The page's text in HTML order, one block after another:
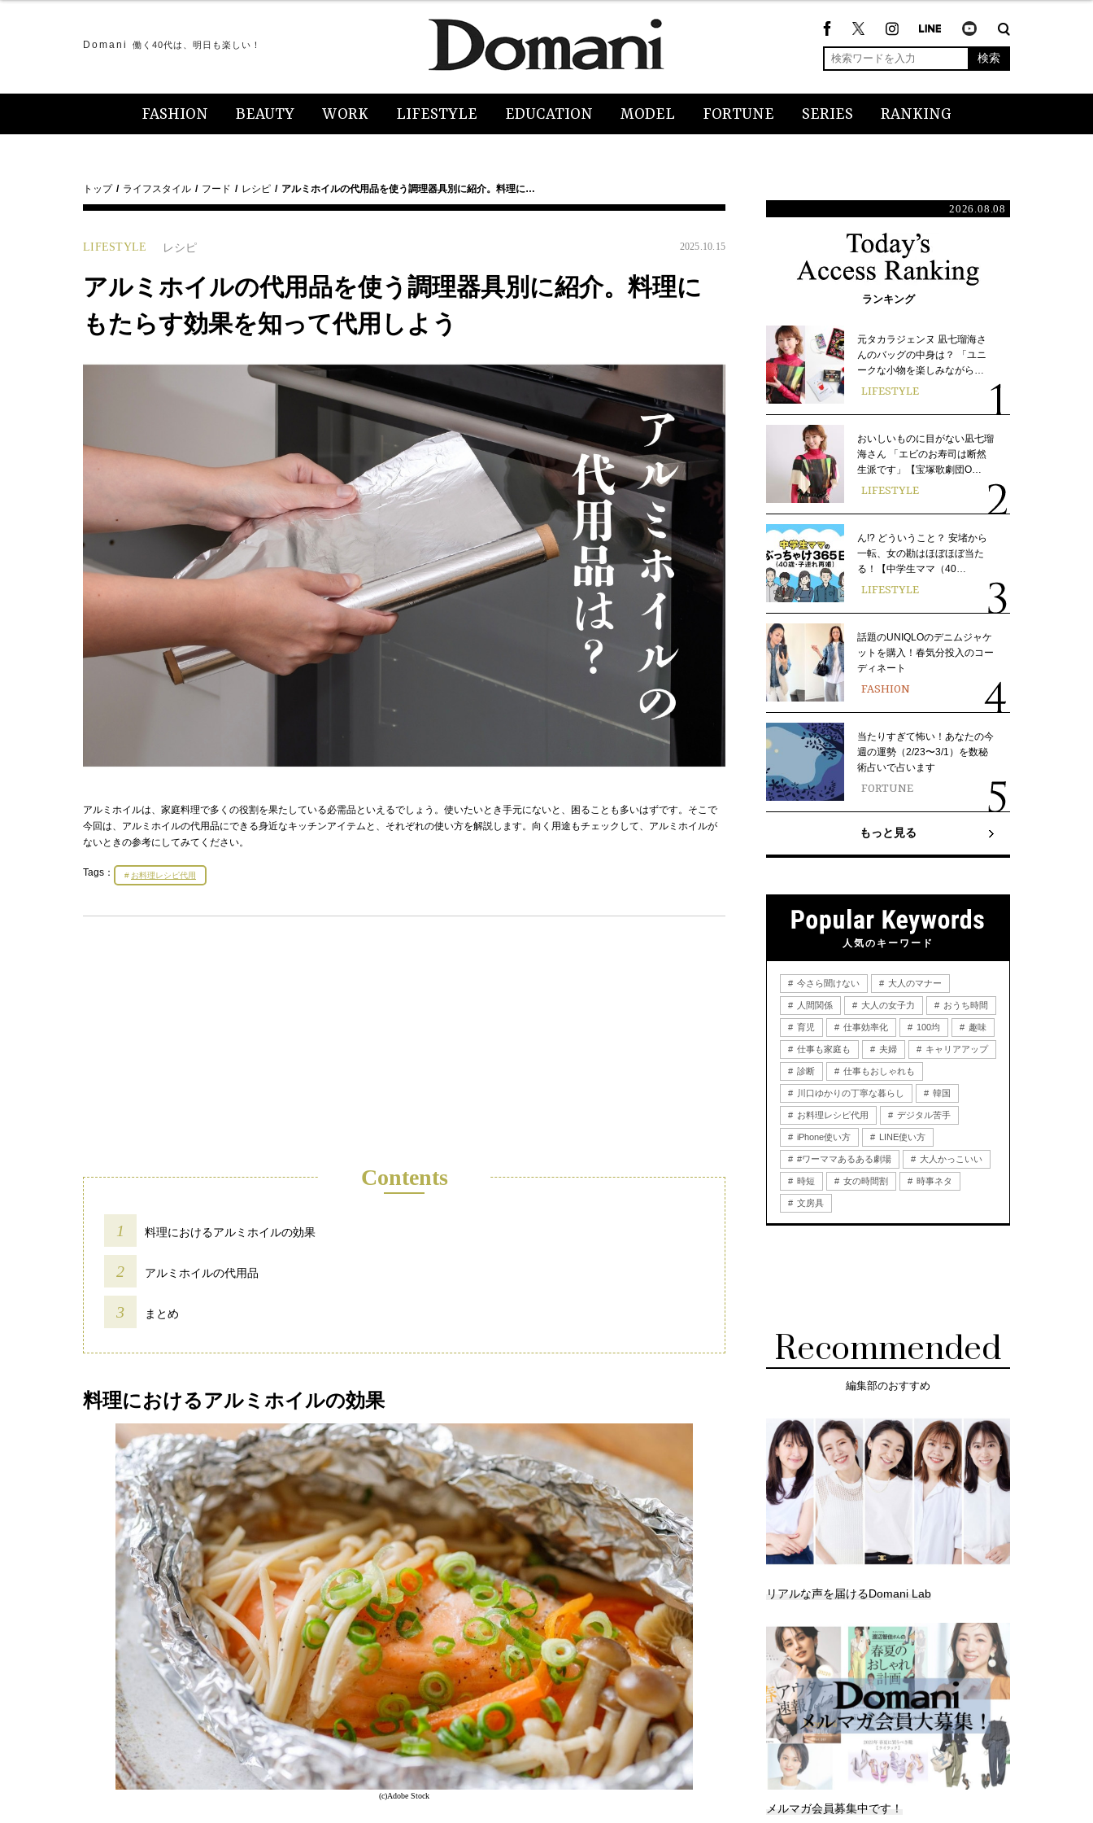
Domani 働く40代は、明日も楽しい！
検索
FASHION BEAUTY WORK LIFESTYLE EDUCATION MODEL FORTUNE SERIES RANKING
トップ ライフスタイル フード レシピ アルミホイルの代用品を使う調理器具別に紹介。料理に…
LIFESTYLE レシピ 2025.10.15
アルミホイルの代用品を使う調理器具別に紹介。料理に
もたらす効果を知って代用しよう
アルミホイルは、家庭料理で多くの役割を果たしている必需品といえるでしょう。使いたいとき手元にないと、困ることも多いはずです。そこで
今回は、アルミホイルの代用品にできる身近なキッチンアイテムと、それぞれの使い方を解説します。向く用途もチェックして、アルミホイルが
ないときの参考にしてみてください。
Tags： お料理レシピ代用
Contents
料理におけるアルミホイルの効果
アルミホイルの代用品
まとめ
料理におけるアルミホイルの効果
(c)Adobe Stock
2026.08.08
ランキング
元タカラジェンヌ 凪七瑠海さ
んのバッグの中身は？ 「ユニ
ークな小物を楽しみながら…
LIFESTYLE
おいしいものに目がない凪七瑠
海さん 「エビのお寿司は断然
生派です」【宝塚歌劇団O…
LIFESTYLE
ん!? どういうこと？ 安堵から
一転、女の勘はほぼほぼ当た
る！【中学生ママ（40…
LIFESTYLE
話題のUNIQLOのデニムジャケ
ットを購入！春気分投入のコー
ディネート
FASHION
当たりすぎて怖い！あなたの今
週の運勢（2/23〜3/1）を数秘
術占いで占います
FORTUNE
もっと見る
人気のキーワード
今さら聞けない 大人のマナー
人間関係 大人の女子力 おうち時間
育児 仕事効率化 100均 趣味
仕事も家庭も 夫婦 キャリアアップ
診断 仕事もおしゃれも
川口ゆかりの丁寧な暮らし 韓国
お料理レシピ代用 デジタル苦手
iPhone使い方 LINE使い方
#ワーママあるある劇場 大人かっこいい
時短 女の時間割 時事ネタ
文房具
Recommended
編集部のおすすめ
リアルな声を届けるDomani Lab
メルマガ会員募集中です！